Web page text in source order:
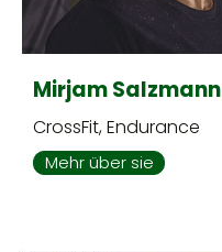
Mirjam Salzmann
CrossFit, Endurance
Mehr über sie